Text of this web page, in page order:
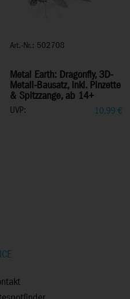
Art.-Nr.: 502708
Metal Earth: Dragonfly, 3D-
Metall-Bausatz, inkl. Pinzette
& Spitzzange, ab 14+
UVP: 10,99 €